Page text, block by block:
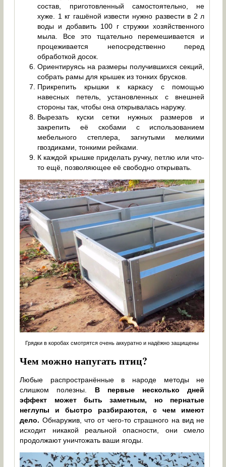
состав, приготовленный самостоятельно, не
хуже. 1 кг гашёной извести нужно развести в 2 л
воды и добавить 100 г стружки хозяйственного
мыла. Все это тщательно перемешивается и
процеживается непосредственно перед
обработкой досок.
Ориентируясь на размеры получившихся секций,
собрать рамы для крышек из тонких брусков.
Прикрепить крышки к каркасу с помощью
навесных петель, установленных с внешней
стороны так, чтобы она открывалась наружу.
Вырезать куски сетки нужных размеров и
закрепить её скобами с использованием
мебельного степлера, загнутыми мелкими
гвоздиками, тонкими рейками.
К каждой крышке приделать ручку, петлю или что-
то ещё, позволяющее её свободно открывать.
Грядки в коробах смотрятся очень аккуратно и надёжно защищены
Чем можно напугать птиц?
Любые распространённые в народе методы не
слишком полезны. В первые несколько дней
эффект может быть заметным, но пернатые
неглупы и быстро разбираются, с чем имеют
дело. Обнаружив, что от чего-то страшного на вид не
исходит никакой реальной опасности, они смело
продолжают уничтожать ваши ягоды.